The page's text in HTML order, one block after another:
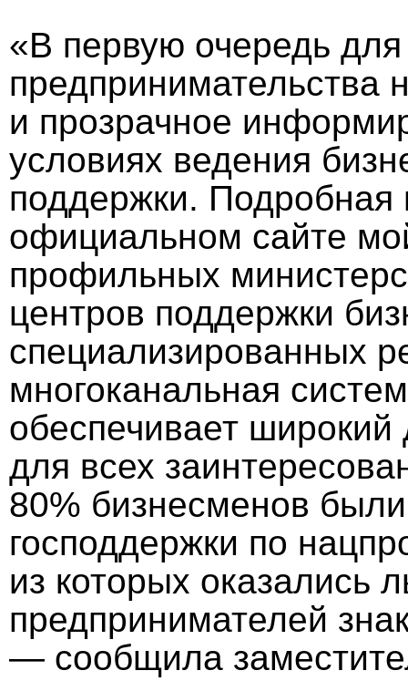
«В первую очередь для
предпринимательства
и прозрачное
условиях ведения
поддержки.
официальном сайте
профильных
центров поддержки
специализированных
многоканальная
обеспечивает
для всех
80% бизнесменов
господдержки по
из которых оказались
предпринимателей
— сообщила